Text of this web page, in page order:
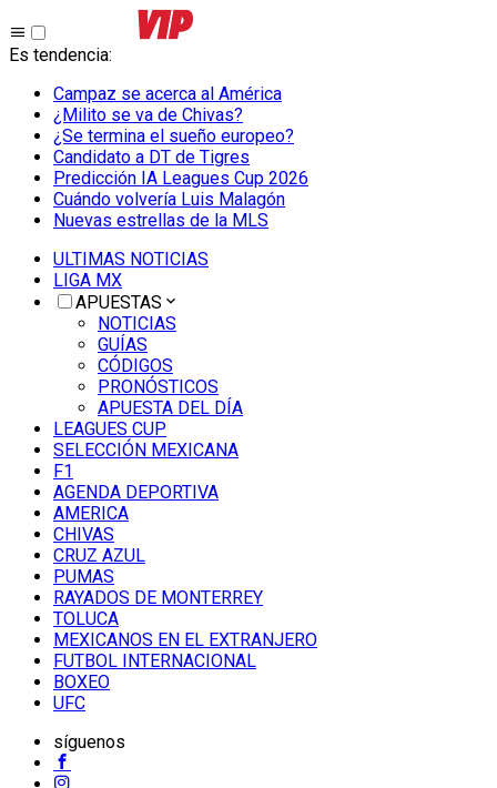
Es tendencia:
Campaz se acerca al América
¿Milito se va de Chivas?
¿Se termina el sueño europeo?
Candidato a DT de Tigres
Predicción IA Leagues Cup 2026
Cuándo volvería Luis Malagón
Nuevas estrellas de la MLS
ULTIMAS NOTICIAS
LIGA MX
APUESTAS
NOTICIAS
GUÍAS
CÓDIGOS
PRONÓSTICOS
APUESTA DEL DÍA
LEAGUES CUP
SELECCIÓN MEXICANA
F1
AGENDA DEPORTIVA
AMERICA
CHIVAS
CRUZ AZUL
PUMAS
RAYADOS DE MONTERREY
TOLUCA
MEXICANOS EN EL EXTRANJERO
FUTBOL INTERNACIONAL
BOXEO
UFC
síguenos